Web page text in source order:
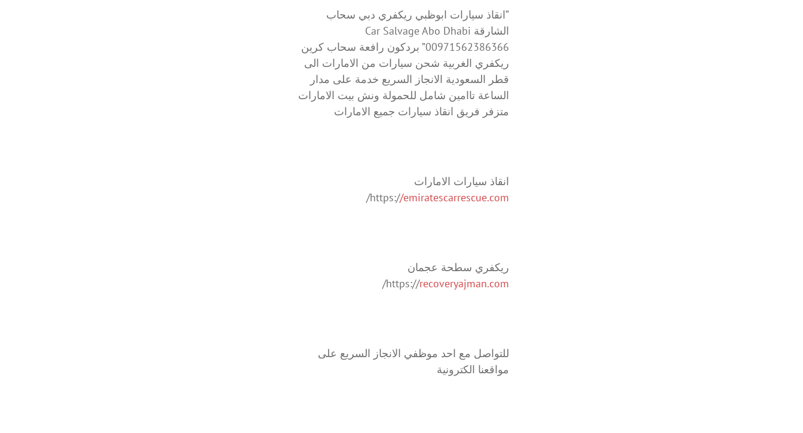
“انقاذ سيارات ابوظبي ريكفري دبي سحاب
الشارقة Car Salvage Abo Dhabi
00971562386366” بردكون رافعة سحاب كرين
ريكفري الغربية شحن سيارات من الامارات الى
قطر السعودية الانجاز السريع خدمة على مدار
الساعة تاامين شامل للحمولة ونش بيت الامارات
متزفر فريق انقاذ سيارات جميع الامارات
انقاذ سيارات الامارات
https://emiratescarrescue.com
/
ريكفري سطحة عجمان
https://recoveryajman.com
/
للتواصل مع احد موظفي الانجاز السريع على
مواقعنا الكترونية